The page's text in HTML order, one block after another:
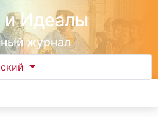
Идеалы
журнал